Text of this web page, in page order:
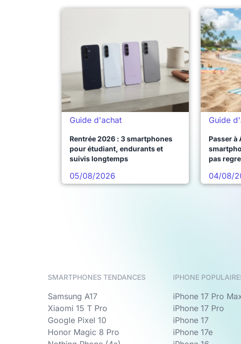
Guide d'achat
Rentrée 2026 : 3 smartphones
pour étudiant, endurants et
suivis longtemps
05/08/2026
Guide
Passer à
pas
04/08/
SMARTPHONES TENDANCES
Samsung A17
Xiaomi 15 T Pro
Google Pixel 10
Honor Magic 8 Pro
IPHONE
iPhone 17 Pro
iPhone 17 Pro
iPhone 17
iPhone 17e